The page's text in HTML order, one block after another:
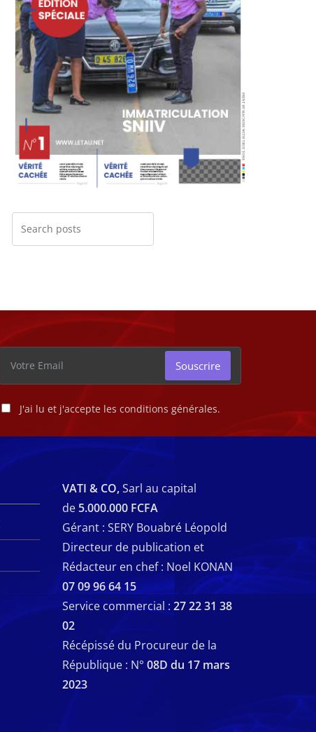
J'ai lu et j'accepte les conditions générales.
Souscrire
VATI & CO,Sarl au capital
de 5.000.000 FCFA
Gérant : SERY Bouabré Léopold
Directeur de publication et
Rédacteur en chef : Noel KONAN
07 09 96 64 15
Service commercial : 27 22 31 38
02
Récépissé du Procureur de la
République : N° 08D du 17 mars
2023